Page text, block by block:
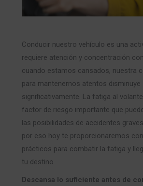
Conducir nuestro vehículo es una
requiere atención y concentración
cuando estamos cansados, nuestra
para mantenernos atentos disminuye
significativamente. La fatiga al
factor de riesgo importante que
las posibilidades de accidentes
por eso hoy te proporcionaremos
prácticos para combatir la fatiga y
tu destino.
Descansa lo suficiente antes de